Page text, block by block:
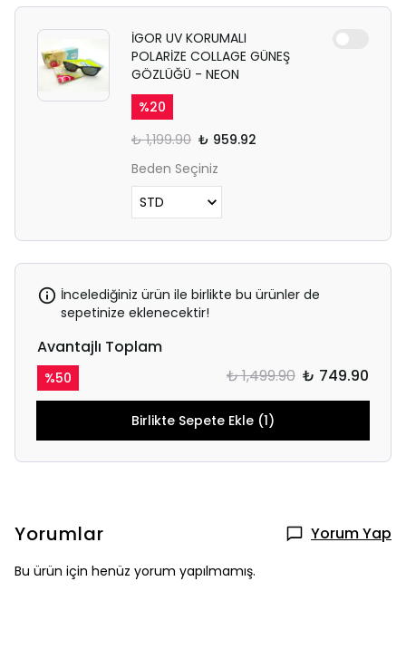
İGOR UV KORUMALI
POLARİZE COLLAGE GÜNEŞ
GÖZLÜĞÜ - NEON
%20
₺ 1,199.90 ₺ 959.92
Beden Seçiniz
İncelediğiniz ürün ile birlikte bu ürünler de
sepetinize eklenecektir!
Avantajlı Toplam
%50 ₺ 1,499.90 ₺ 749.90
Birlikte Sepete Ekle (1)
Yorumlar Yorum Yap
Bu ürün için henüz yorum yapılmamış.